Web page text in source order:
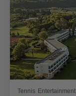
Tennis Entertainment